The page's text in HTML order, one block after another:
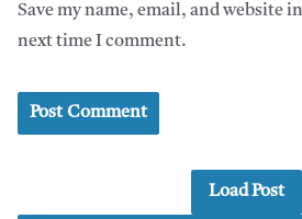
Save my name, email, and website
next time I comment.
Load Post